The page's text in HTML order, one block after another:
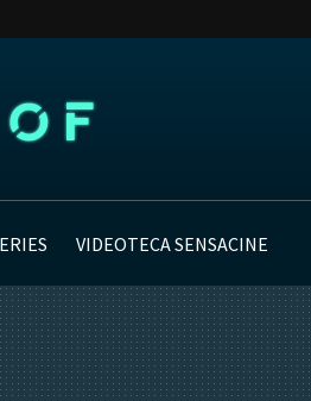
VIDEOTECA SENSACINE